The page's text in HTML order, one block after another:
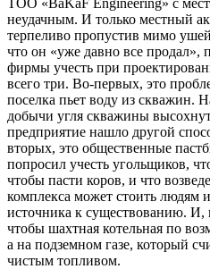
неудачным. И только местный
терпеливо пропустив мимо
что он «уже давно все продал»,
фирмы учесть при
всего три. Во-первых, это
поселка пьет воду из скважин.
добычи угля скважины
предприятие нашло другой
вторых, это общественные
попросил учесть угольщиков,
чтобы пасти коров, и что
комплекса может стоить людям
источника к существованию. И,
чтобы шахтная котельная по
а на подземном газе, который
чистым топливом.